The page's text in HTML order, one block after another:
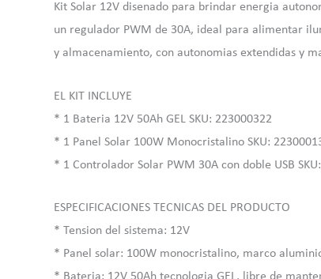
Kit Solar 12V disenado para brindar energia
un regulador PWM de 30A, ideal para alimentar
y almacenamiento, con autonomias extendidas y
EL KIT INCLUYE
* 1 Bateria 12V 50Ah GEL SKU: 223000322
* 1 Panel Solar 100W Monocristalino SKU:
* 1 Controlador Solar PWM 30A con doble USB
ESPECIFICACIONES TECNICAS DEL PRODUCTO
* Tension del sistema: 12V
* Panel solar: 100W monocristalino, marco